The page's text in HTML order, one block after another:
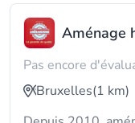
Aménage
Pas encore
Bruxelles(1 km)